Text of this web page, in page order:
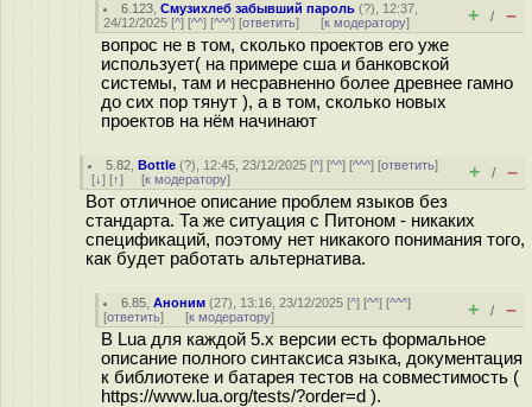
6.123 ,Смузихлеб забывший пароль (?), 12:37,
24/12/2025 [^] [^^] [^^^] [ответить] [к модератору] + / –
вопрос не в том, сколько проектов его уже
использует( на примере сша и банковской
системы, там и несравненно более древнее гамно
до сих пор тянут ), а в том, сколько новых
проектов на нём начинают
5.82 ,Bottle (?), 12:45, 23/12/2025 [^] [^^] [^^^] [ответить]
[↓] [↑] [к модератору] + / –
Вот отличное описание проблем языков без
стандарта. Та же ситуация с Питоном - никаких
спецификаций, поэтому нет никакого понимания того,
как будет работать альтернатива.
6.85 ,Аноним (27), 13:16, 23/12/2025 [^] [^^] [^^^]
[ответить] [к модератору] + / –
В Lua для каждой 5.x версии есть формальное
описание полного синтаксиса языка, документация
к библиотеке и батарея тестов на совместимость (
https://www.lua.org/tests/?order=d ).